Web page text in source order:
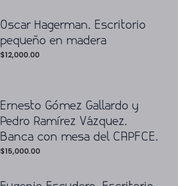
Oscar Hagerman. Escritorio
pequeño en madera
$12,000.00
Ernesto Gómez Gallardo y
Pedro Ramírez Vázquez.
Banca con mesa del CAPFCE.
$15,000.00